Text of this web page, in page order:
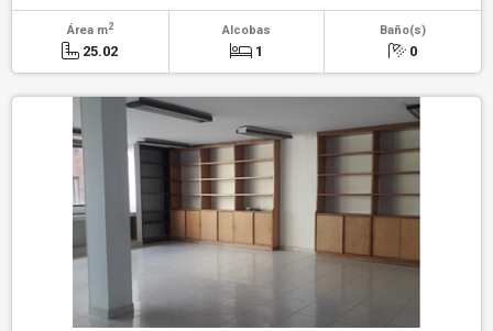
Área m2
25.02
Alcobas
1
Baño(s)
0